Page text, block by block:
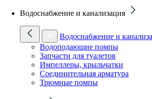
Водоснабжение и канализация
Водоснабжение и
Водоподающие помпы
Запчасти для туалетов
Импеллеры, крыльчатки
Соединительная арматура
Трюмные помпы